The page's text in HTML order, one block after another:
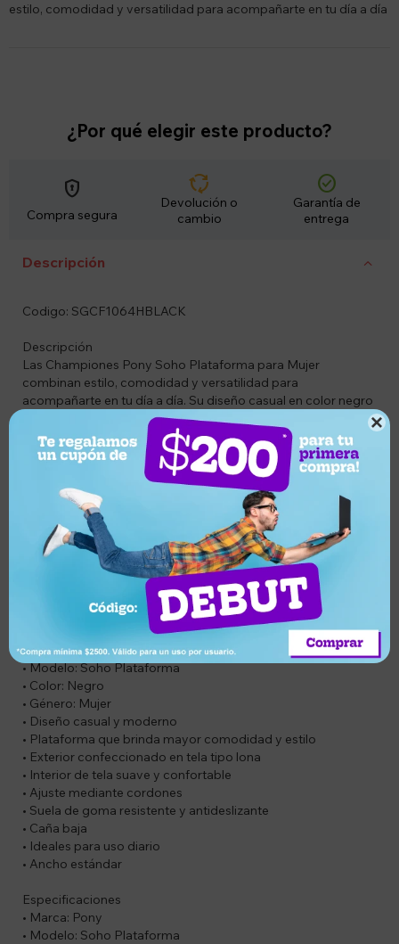

estilo, comodidad y versatilidad para acompañarte en tu día a día
¿Por qué elegir este producto?
encrypted
Compra segura
cycle
Devolución o
cambio
check_circle
Garantía de
entrega
Descripción
Codigo: SGCF1064HBLACK
Descripción
Las Championes Pony Soho Plataforma para Mujer
combinan estilo, comodidad y versatilidad para
acompañarte en tu día a día. Su diseño casual en color negro
las convierte en un calzado fácil de combinar con cualquier
outfit, mientras que su plataforma aporta un toque moderno
y mayor comodidad al caminar.
Fabricadas con exterior de tela tipo lona y suela de goma
resistente, ofrecen un excelente equilibrio entre durabilidad y
confort. Su ajuste con cordones permite un calce seguro,
ideal para el uso diario, salidas, paseos o actividades
casuales.
Si buscás un calzado cómodo, moderno y de una marca
reconocida, las Pony Soho Plataforma son una excelente
Características
• Marca: Pony
• Modelo: Soho Plataforma
• Color: Negro
• Género: Mujer
• Diseño casual y moderno
• Plataforma que brinda mayor comodidad y estilo
• Exterior confeccionado en tela tipo lona
• Interior de tela suave y confortable
• Ajuste mediante cordones
• Suela de goma resistente y antideslizante
• Caña baja
• Ideales para uso diario
• Ancho estándar
Especificaciones
• Marca: Pony
• Modelo: Soho Plataforma